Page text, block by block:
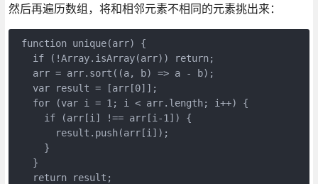
然后再遍历数组，将和相邻元素不相同的元素挑出来：
function unique(arr) {
   if (!Array.isArray(arr)) return;
   arr = arr.sort((a, b) => a - b);
   var result = [arr[0]];
   for (var i = 1; i < arr.length; i++) {
     if (arr[i] !== arr[i-1]) {
       result.push(arr[i]);
     }
   }
   return result;